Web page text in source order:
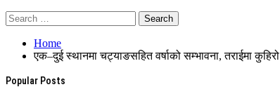
Home
एक–दुई स्थानमा चट्याङसहित वर्षाको सम्भावना, तराईमा कुहिरो
Popular Posts